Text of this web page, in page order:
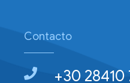
Contacto
+30 28410